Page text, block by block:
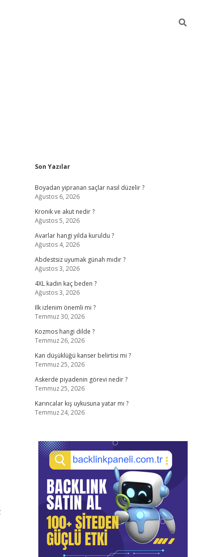
Sidebar
Son Yazılar
Boyadan yipranan saçlar nasıl düzelir ?
Ağustos 6, 2026
Kronik ve akut nedir ?
Ağustos 5, 2026
Avarlar hangi yılda kuruldu ?
Ağustos 4, 2026
Abdestsiz uyumak günah mıdır ?
Ağustos 3, 2026
4XL kadın kaç beden ?
Ağustos 3, 2026
Ilk izlenim önemli mi ?
Temmuz 30, 2026
Kozmos hangi dilde ?
Temmuz 26, 2026
Kan düşüklüğü kanser belirtisi mi ?
Temmuz 25, 2026
Askerde piyadenin görevi nedir ?
Temmuz 25, 2026
Karıncalar kış uykusuna yatar mı ?
Temmuz 24, 2026